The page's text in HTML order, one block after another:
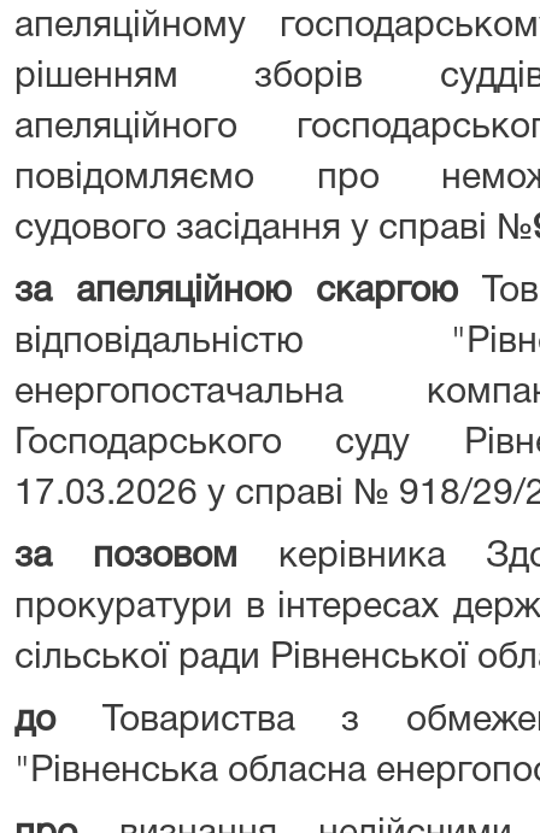
апеляційному
рішенням зборів суддів
апеляційного
повідомляємо про
судового засідання у справі №
за апеляційною скаргою
відповідальністю
енергопостачальна
Господарського суду
17.03.2026 у справі № 918/29/
за позовом керівника
прокуратури в інтересах
сільської ради Рівненської
доТовариства з
"Рівненська обласна